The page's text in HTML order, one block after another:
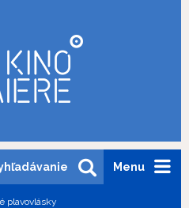
Menu
plavovlásky